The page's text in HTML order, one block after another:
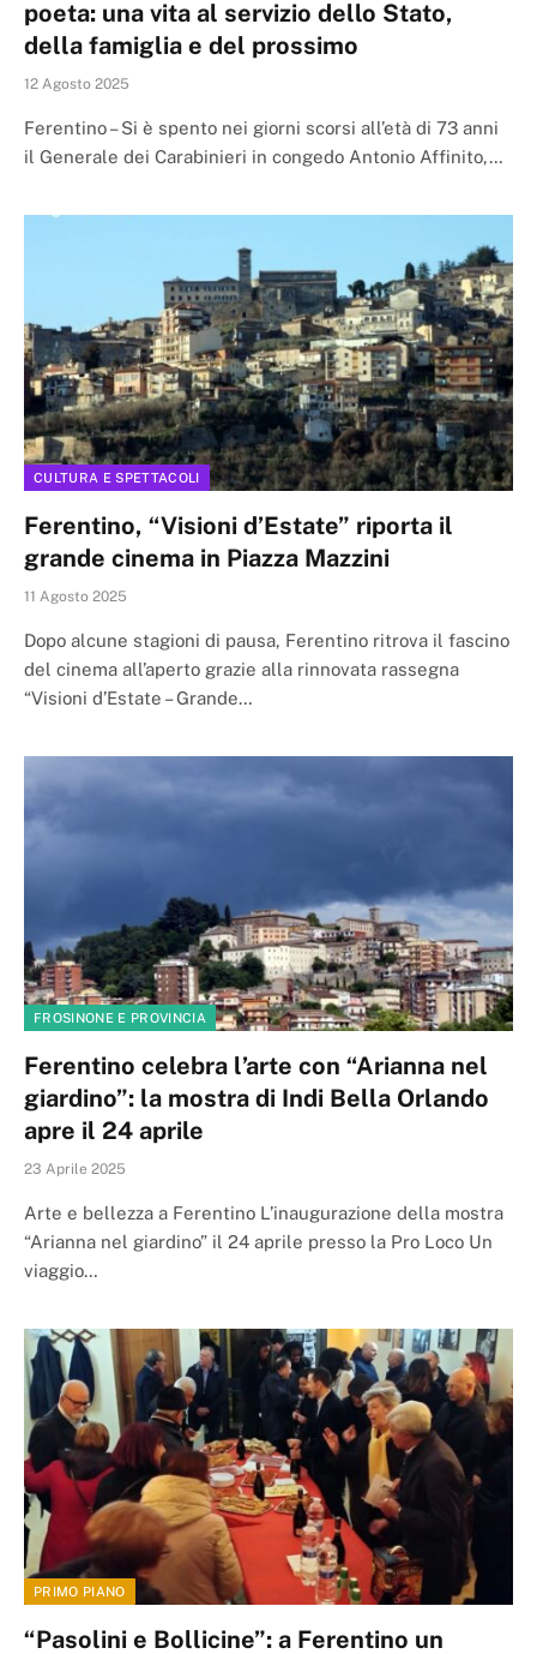
poeta: una vita al servizio dello Stato,
della famiglia e del prossimo
12 Agosto 2025
Ferentino – Si è spento nei giorni scorsi all’età di 73 anni
il Generale dei Carabinieri in congedo Antonio Affinito,…
CULTURA E SPETTACOLI
Ferentino, “Visioni d’Estate” riporta il
grande cinema in Piazza Mazzini
11 Agosto 2025
Dopo alcune stagioni di pausa, Ferentino ritrova il fascino
del cinema all’aperto grazie alla rinnovata rassegna
“Visioni d’Estate – Grande…
FROSINONE E PROVINCIA
Ferentino celebra l’arte con “Arianna nel
giardino”: la mostra di Indi Bella Orlando
apre il 24 aprile
23 Aprile 2025
Arte e bellezza a Ferentino L’inaugurazione della mostra
“Arianna nel giardino” il 24 aprile presso la Pro Loco Un
viaggio…
PRIMO PIANO
“Pasolini e Bollicine”: a Ferentino un